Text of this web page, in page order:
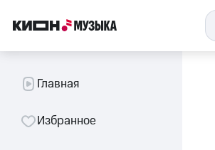
Главная
Избранное